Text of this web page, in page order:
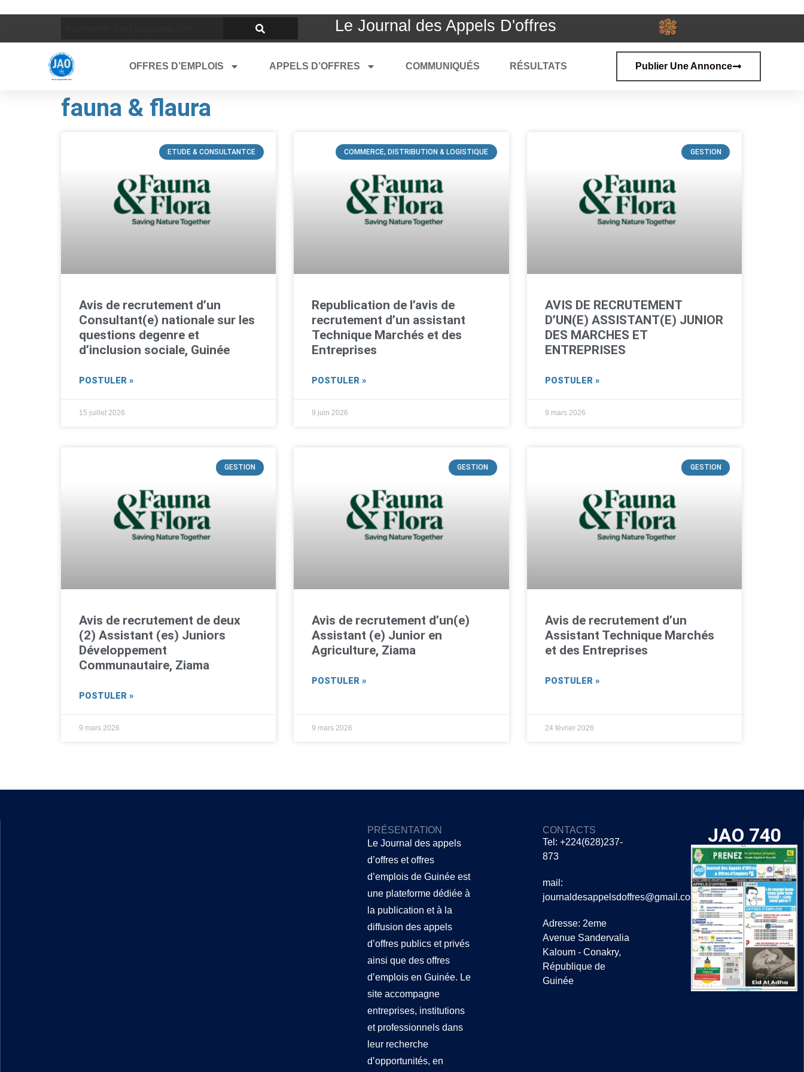
Le Journal des Appels D'offres
OFFRES D’EMPLOIS APPELS D’OFFRES COMMUNIQUÉS RÉSULTATS Publier Une Annonce
fauna & flaura
ETUDE & CONSULTANTCE
Avis de recrutement d’un
Consultant(e) nationale sur les
questions degenre et
d’inclusion sociale, Guinée
POSTULER »
15 juillet 2026
COMMERCE, DISTRIBUTION & LOGISTIQUE
Republication de l’avis de
recrutement d’un assistant
Technique Marchés et des
Entreprises
POSTULER »
9 juin 2026
GESTION
AVIS DE RECRUTEMENT
D’UN(E) ASSISTANT(E) JUNIOR
DES MARCHES ET
ENTREPRISES
POSTULER »
9 mars 2026
GESTION
Avis de recrutement de deux
(2) Assistant (es) Juniors
Développement
Communautaire, Ziama
POSTULER »
9 mars 2026
GESTION
Avis de recrutement d’un(e)
Assistant (e) Junior en
Agriculture, Ziama
POSTULER »
9 mars 2026
GESTION
Avis de recrutement d’un
Assistant Technique Marchés
et des Entreprises
POSTULER »
24 février 2026
PRÉSENTATION
Le Journal des appels
d’offres et offres
d’emplois de Guinéeest
une plateforme dédiée à
la publication et à la
diffusion des appels
d’offres publics et privés
ainsi que des offres
d’emplois en Guinée. Le
site accompagne
entreprises, institutions
et professionnels dans
leur recherche
d’opportunités, en
CONTACTS
Tel: +224(628)237-
873
mail:
journaldesappelsdoffres@gmail.com
Adresse: 2eme
Avenue Sandervalia
Kaloum - Conakry,
République de
Guinée
JAO 740